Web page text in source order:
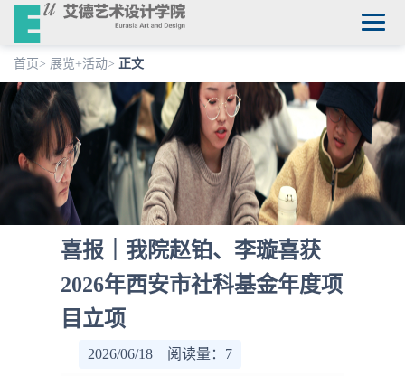
首页> 展览+活动> 正文
喜报｜我院赵铂、李璇喜获
2026年西安市社科基金年度项
目立项
2026/06/18 阅读量： 7